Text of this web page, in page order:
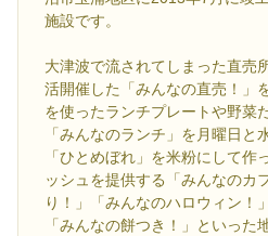
施設です。
大津波で流されてしまった直売
活開催した「みんなの直売！」
を使ったランチプレートや野菜
「みんなのランチ」を月曜日
「ひとめぼれ」を米粉にして作
ッシュを提供する「みんなのカ
り！」「みんなのハロウィン！
「みんなの餅つき！」といった